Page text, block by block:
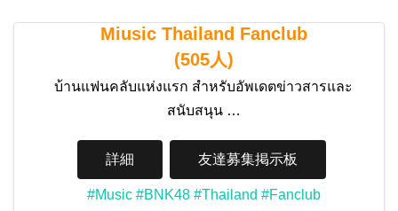
Miusic Thailand Fanclub
(505人)
บ้านแฟนคลับแห่งแรก สำหรับอัพเดตข่าวสารและ
สนับสนุน …
詳細 友達募集掲示板
#Music #BNK48 #Thailand #Fanclub